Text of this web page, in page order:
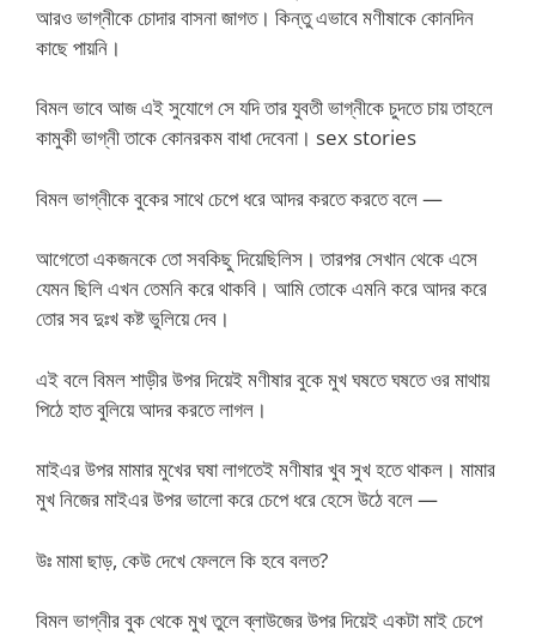
আরও ভাগ্নীকে চোদার বাসনা জাগত। কিন্তু এভাবে মণীষাকে কোনদিন
কাছে পায়নি।
বিমল ভাবে আজ এই সুযোগে সে যদি তার যুবতী ভাগ্নীকে চুদতে চায় তাহলে
কামুকী ভাগ্নী তাকে কোনরকম বাধা দেবেনা। sex stories
বিমল ভাগ্নীকে বুকের সাথে চেপে ধরে আদর করতে করতে বলে —
আগেতো একজনকে তো সবকিছু দিয়েছিলিস। তারপর সেখান থেকে এসে
যেমন ছিলি এখন তেমনি করে থাকবি। আমি তোকে এমনি করে আদর করে
তোর সব দুঃখ কষ্ট ভুলিয়ে দেব।
এই বলে বিমল শাড়ীর উপর দিয়েই মণীষার বুকে মুখ ঘষতে ঘষতে ওর মাথায়
পিঠে হাত বুলিয়ে আদর করতে লাগল।
মাইএর উপর মামার মুখের ঘষা লাগতেই মণীষার খুব সুখ হতে থাকল। মামার
মুখ নিজের মাইএর উপর ভালো করে চেপে ধরে হেসে উঠে বলে —
উঃ মামা ছাড়, কেউ দেখে ফেললে কি হবে বলত?
বিমল ভাগ্নীর বুক থেকে মুখ তুলে ব্লাউজের উপর দিয়েই একটা মাই চেপে